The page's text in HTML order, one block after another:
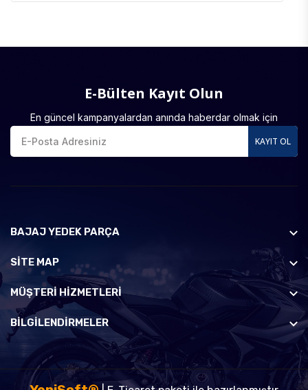
E-Bülten Kayıt Olun
En güncel kampanyalardan anında haberdar olmak için
KAYIT OL
BAJAJ YEDEK PARÇA
SİTE MAP
MÜŞTERI HIZMETLERI
BILGILENDIRMELER